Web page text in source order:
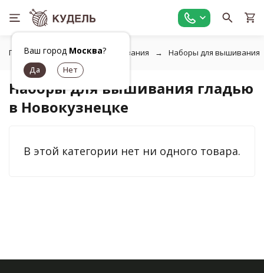
Ваш город Москва?
Главная Товары для вышивания Наборы для вышивания
Наборы для вышивания гладью
в Новокузнецке
В этой категории нет ни одного товара.